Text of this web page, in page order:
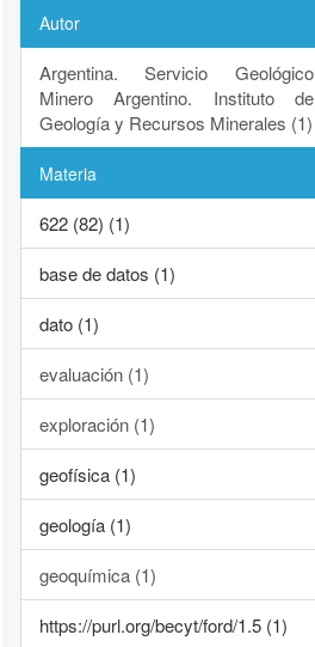
Autor
Argentina. Servicio Geológico
Minero Argentino. Instituto de
Geología y Recursos Minerales (1)
Materia
622 (82) (1)
base de datos (1)
dato (1)
evaluación (1)
exploración (1)
geofísica (1)
geología (1)
geoquímica (1)
https://purl.org/becyt/ford/1.5 (1)